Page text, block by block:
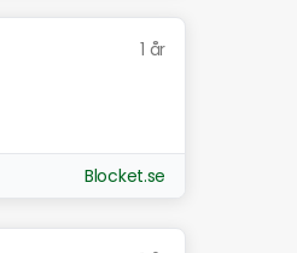
1 år
Blocket.se